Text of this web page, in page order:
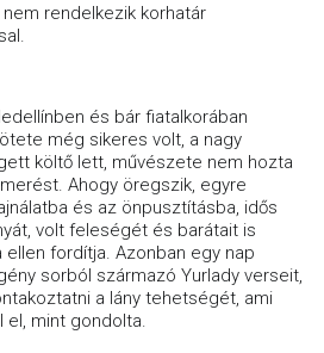
rendelkezik korhatár
és bár fiatalkorában
még sikeres volt, a nagy
költő lett, művészete nem hozta
Ahogy öregszik, egyre
és az önpusztításba, idős
volt feleségét és barátait is
fordítja. Azonban egy nap
sorból származó Yurlady verseit,
a lány tehetségét, ami
el, mint gondolta.